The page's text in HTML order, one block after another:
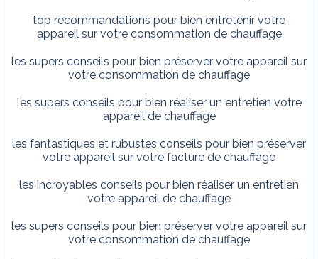
top recommandations pour bien entretenir votre
appareil sur votre consommation de chauffage
les supers conseils pour bien préserver votre appareil sur
votre consommation de chauffage
les supers conseils pour bien réaliser un entretien votre
appareil de chauffage
les fantastiques et rubustes conseils pour bien préserver
votre appareil sur votre facture de chauffage
les incroyables conseils pour bien réaliser un entretien
votre appareil de chauffage
les supers conseils pour bien préserver votre appareil sur
votre consommation de chauffage